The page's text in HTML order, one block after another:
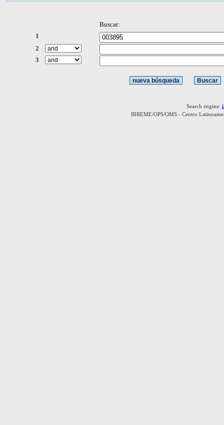
Buscar:
1
2
3
Search engine:
BIREME/OPS/OMS - Centro